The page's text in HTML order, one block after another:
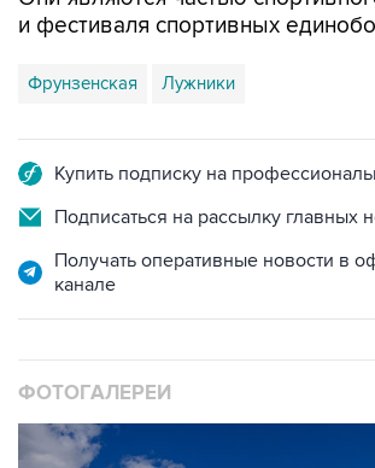
Фрунзенская Лужники
Подписаться на рассылку главных
Получать оперативные новости в